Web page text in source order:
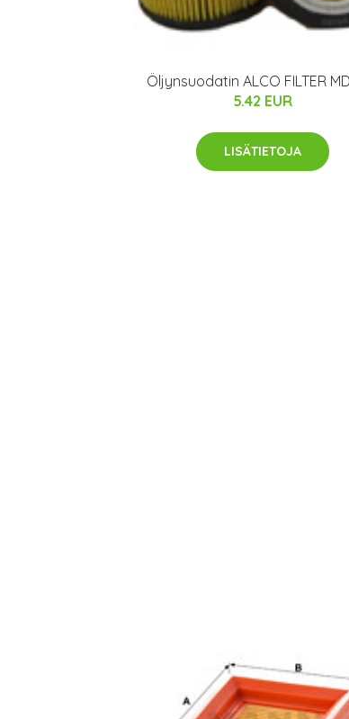
Öljynsuodatin ALCO FILTER
5.42 EUR
LISÄTIETOJA